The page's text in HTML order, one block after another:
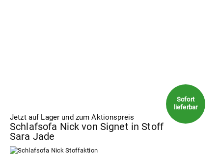
Jetzt auf Lager und zum Aktionspreis
Schlafsofa Nick von Signet in Stoff
Sara Jade